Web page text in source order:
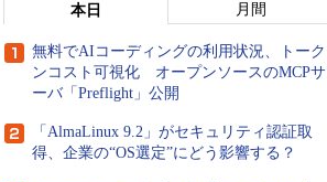
本日 月間
無料でAIコーディングの利用状況、トーク
ンコスト可視化 オープンソースのMCPサ
ーバ「Preflight」公開
「AlmaLinux 9.2」がセキュリティ認証取
得、企業の“OS選定”にどう影響する？